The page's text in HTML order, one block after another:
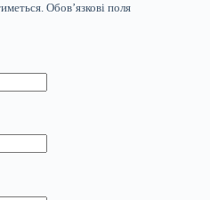
Обов’язкові поля